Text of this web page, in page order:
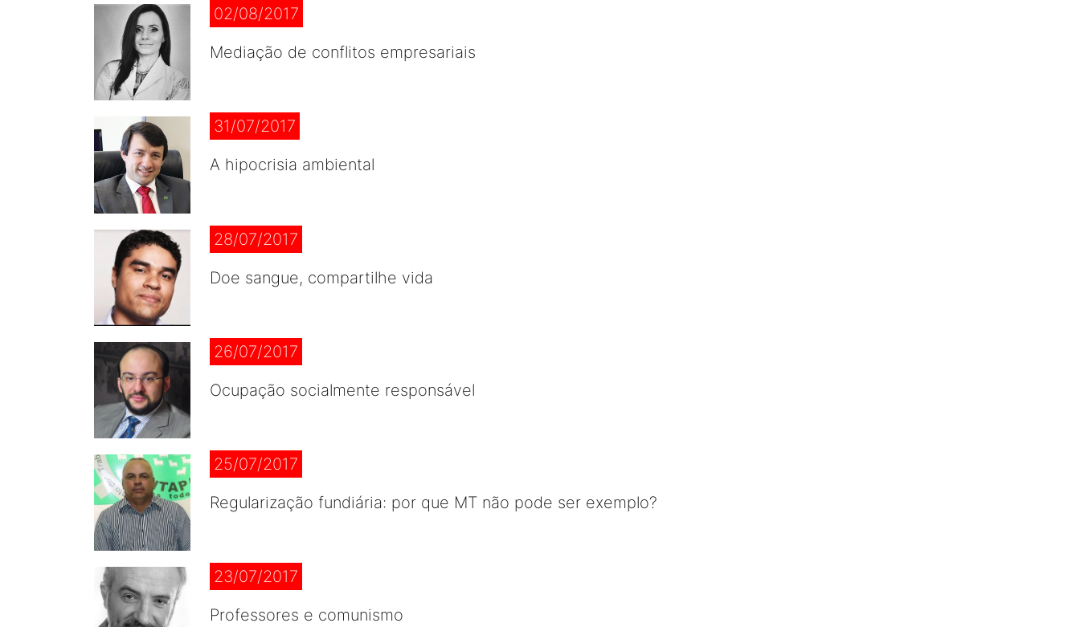
02/08/2017
Mediação de conflitos empresariais
31/07/2017
A hipocrisia ambiental
28/07/2017
Doe sangue, compartilhe vida
26/07/2017
Ocupação socialmente responsável
25/07/2017
Regularização fundiária: por que MT não pode ser exemplo?
23/07/2017
Professores e comunismo